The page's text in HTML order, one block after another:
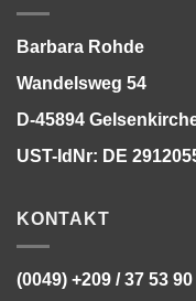
Barbara Rohde
Wandelsweg 54
D-45894
UST-IdNr: DE
KONTAKT
(0049) +209 / 37 53 90